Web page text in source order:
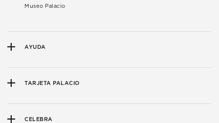
Museo Palacio
AYUDA
TARJETA PALACIO
CELEBRA